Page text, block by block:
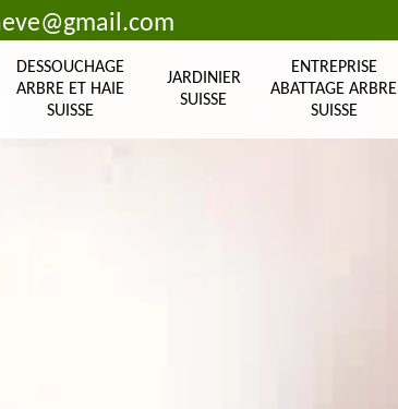
DESSOUCHAGE
ARBRE ET HAIE
SUISSE
JARDINIER
SUISSE
ENTREPRISE
ABATTAGE ARBRE
SUISSE